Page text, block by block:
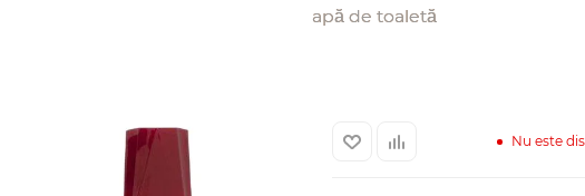
apă de toaletă
Nu este